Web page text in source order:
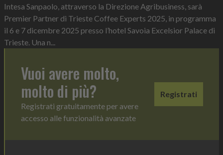
Intesa Sanpaolo, attraverso la Direzione Agribusiness, sarà
Premier Partner di Trieste Coffee Experts 2025, in programma
il 6 e 7 dicembre 2025 presso l’hotel Savoia Excelsior Palace di
Trieste. Una n...
Vuoi avere molto,
molto di più?
Registrati gratuitamente per avere
accesso alle funzionalità avanzate
Registrati